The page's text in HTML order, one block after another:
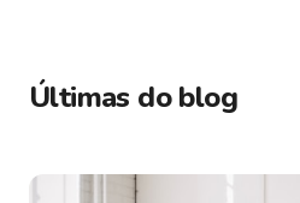
Últimas do blog